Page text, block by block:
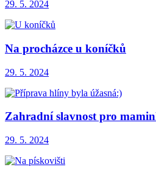
29. 5. 2024
Na procházce u koníčků
29. 5. 2024
Zahradní slavnost pro
29. 5. 2024